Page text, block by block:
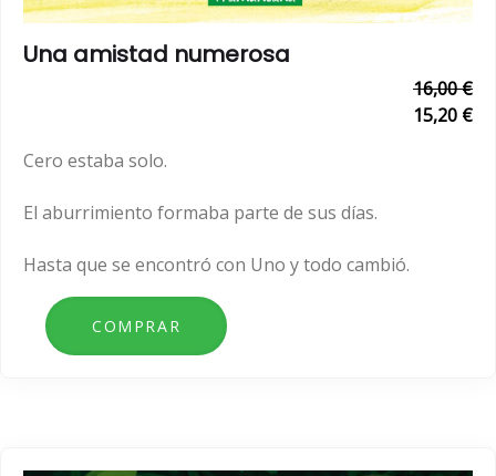
Una amistad numerosa
16,00 €
15,20 €
Cero estaba solo.
El aburrimiento formaba parte de sus días.
Hasta que se encontró con Uno y todo cambió.